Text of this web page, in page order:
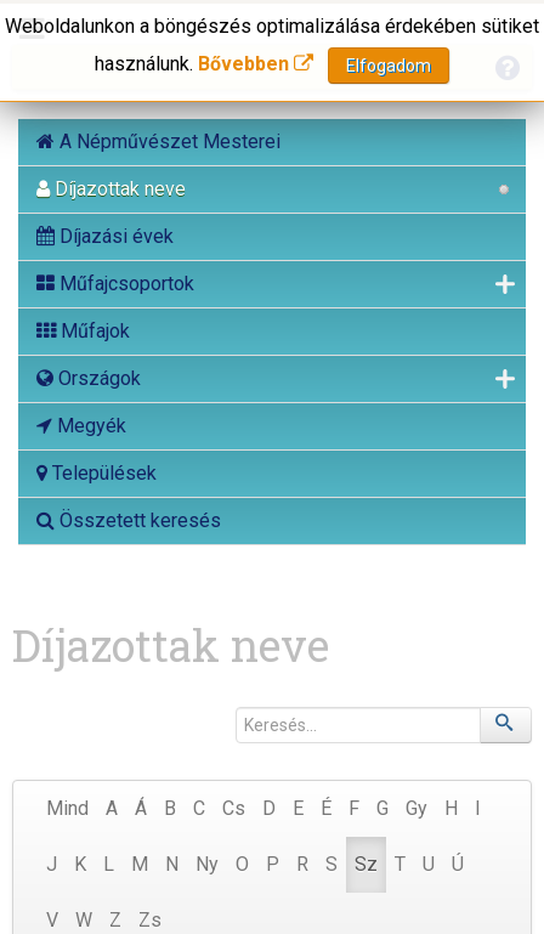
A Népművészet Mesterei
Díjazottak neve
Díjazási évek
Műfajcsoportok
Műfajok
Országok
Megyék
Települések
Összetett keresés
Weboldalunkon a böngészés optimalizálása érdekében sütiket
használunk. Bővebben Elfogadom
Díjazottak neve
Mind A Á B C Cs D E É F G Gy H
J K L M N Ny O P R S Sz T U Ú
V W Z Zs